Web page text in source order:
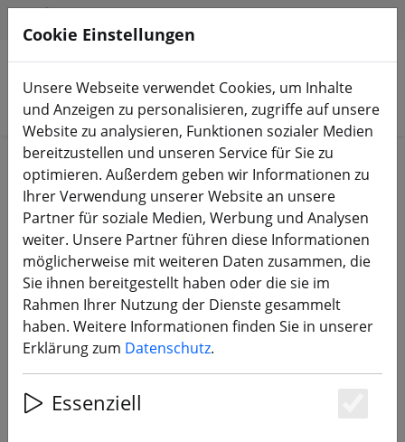
Produkte suchen
Start DJI Shop DJI Drohnen
DJI Neo 2 Drohne
Cookie Einstellungen
Unsere Webseite verwendet Cookies, um Inhalte
und Anzeigen zu personalisieren, zugriffe auf unsere
Website zu analysieren, Funktionen sozialer Medien
bereitzustellen und unseren Service für Sie zu
optimieren. Außerdem geben wir Informationen zu
Ihrer Verwendung unserer Website an unsere
Partner für soziale Medien, Werbung und Analysen
weiter. Unsere Partner führen diese Informationen
möglicherweise mit weiteren Daten zusammen, die
Sie ihnen bereitgestellt haben oder die sie im
Rahmen Ihrer Nutzung der Dienste gesammelt
haben. Weitere Informationen finden Sie in unserer
Erklärung zum Datenschutz.
Essenziell